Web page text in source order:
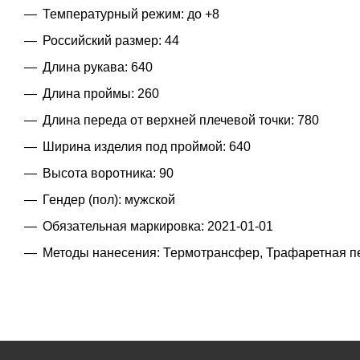
Температурный режим: до +8
Российский размер: 44
Длина рукава: 640
Длина проймы: 260
Длина переда от верхней плечевой точки: 780
Ширина изделия под проймой: 640
Высота воротника: 90
Гендер (пол): мужской
Обязательная маркировка: 2021-01-01
Методы нанесения: Термотрансфер, Трафаретная